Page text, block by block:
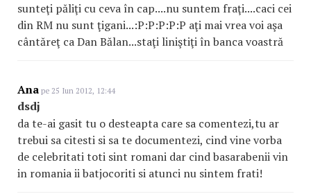
sunteţi păliţi cu ceva în cap....nu suntem fraţi....caci cei
din RM nu sunt ţigani...:P:P:P:P:P aţi mai vrea voi aşa
cântăreţ ca Dan Bălan...staţi liniştiţi în banca voastră
Ana pe 25 Iun 2012, 12:44
dsdj
da te-ai gasit tu o desteapta care sa comentezi,tu ar
trebui sa citesti si sa te documentezi, cind vine vorba
de celebritati toti sint romani dar cind basarabenii vin
in romania ii batjocoriti si atunci nu sintem frati!